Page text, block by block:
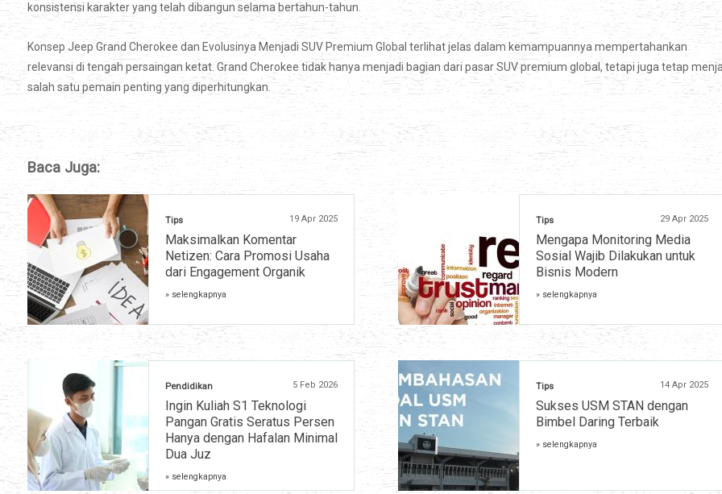
konsistensi karakter yang telah dibangun selama bertahun-tahun.
Konsep Jeep Grand Cherokee dan Evolusinya Menjadi SUV Premium Global terlihat jelas dalam kemampuannya mempertahankan
relevansi di tengah persaingan ketat. Grand Cherokee tidak hanya menjadi bagian dari pasar SUV premium global, tetapi juga tetap
salah satu pemain penting yang diperhitungkan.
Baca Juga:
Tips 19 Apr 2025
Maksimalkan Komentar
Netizen: Cara Promosi Usaha
dari Engagement Organik
» selengkapnya
Tips 29 Apr 2025
Mengapa Monitoring Media
Sosial Wajib Dilakukan untuk
Bisnis Modern
» selengkapnya
Pendidikan 5 Feb 2026
Ingin Kuliah S1 Teknologi
Pangan Gratis Seratus Persen
Hanya dengan Hafalan Minimal
Dua Juz
» selengkapnya
Tips 14 Apr 2025
Sukses USM STAN dengan
Bimbel Daring Terbaik
» selengkapnya